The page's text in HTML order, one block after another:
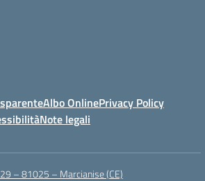
Albo OnlinePrivacy Policy
Note legali
– 81025 – Marcianise (CE)